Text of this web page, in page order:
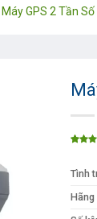
Máy GPS 2 Tần Số
đánh
Tình
Hãng